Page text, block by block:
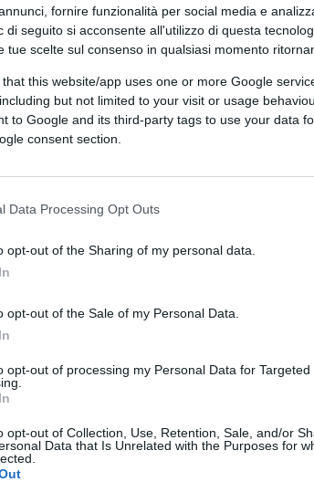
fornire funzionalità per social media e
di seguito si acconsente all'utilizzo di questa
tue scelte sul consenso in qualsiasi momento
that this website/app uses one or more Google
but not limited to your visit or usage
to Google and its third-party tags to use your data
consent section.
Data Processing Opt Outs
opt-out of the Sharing of my personal data.
opt-out of the Sale of my Personal Data.
opt-out of processing my Personal Data for Targeted
opt-out of Collection, Use, Retention, Sale, and/or
Data that Is Unrelated with the Purposes for
su Google
“stratosferica” soglia dei​​ 380 al barile
la Russia a infliggere tagli di
l’avvertimento degli analisti di
dal prezzo del barile di petrolio lo si è
prima che Lehman Brothers fallisse,
studi di JPMorgan, se
prezzo del barile scese addirittura